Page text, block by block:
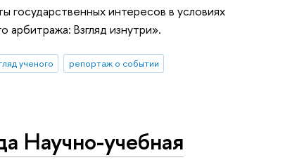
государственных интересов в условиях
Взгляд изнутри».
ученого
репортаж о событии
Научно-учебная